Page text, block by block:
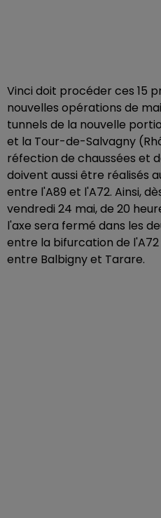
Vinci doit procéder ces 15
nouvelles opérations de
tunnels de la nouvelle
et la Tour-de-Salvagny
réfection de chaussées et
doivent aussi être réalisés
entre l'A89 et l'A72. Ainsi,
vendredi 24 mai, de 20
l'axe sera fermé dans les
entre la bifurcation de
entre Balbigny et Tarare.